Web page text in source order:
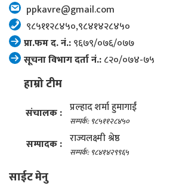
ppkavre@gmail.com
९८५११२८४५०,९८४१४२८४५०
प्रा.फम द. नं.:९६७९/०७६/०७७
सूचना विभाग दर्ता नं.:८२०/०७४-७५
हाम्रो टीम
संचालक : प्रल्हाद शर्मा हुमागाईं
सम्पर्क: ९८५११२८४५०
सम्पादक : राज्यलक्ष्मी श्रेष्ठ
सम्पर्क: ९८४१४२९९६५
साईट मेनु